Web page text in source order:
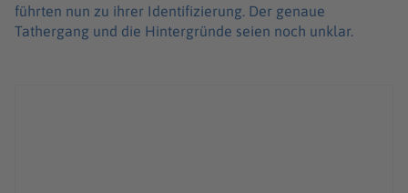
führten nun zu ihrer Identifizierung. Der genaue
Tathergang und die Hintergründe seien noch unklar.